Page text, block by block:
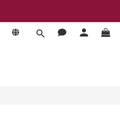
立即購買